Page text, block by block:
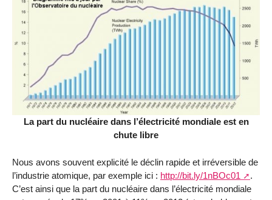
La part du nucléaire dans l’électricité mondiale est en
chute libre
Nous avons souvent explicité le déclin rapide et irréversible de
l’industrie atomique, par exemple ici : http://bit.ly/1nBOc01
.
C’est ainsi que la part du nucléaire dans l’électricité mondiale